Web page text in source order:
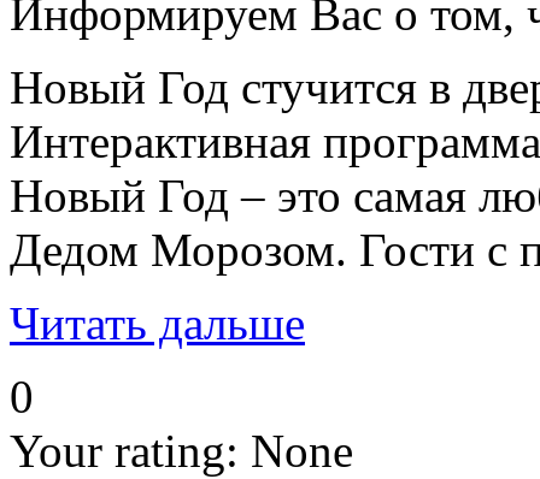
Информируем Вас о том,
Новый Год стучится в
Интерактивная
Новый Год – это самая
Дедом Морозом. Гости с
Читать дальше
0
Your rating: None